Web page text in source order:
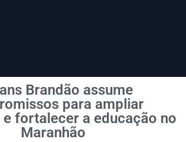
Brandão assume
para ampliar
fortalecer a educação no
Maranhão